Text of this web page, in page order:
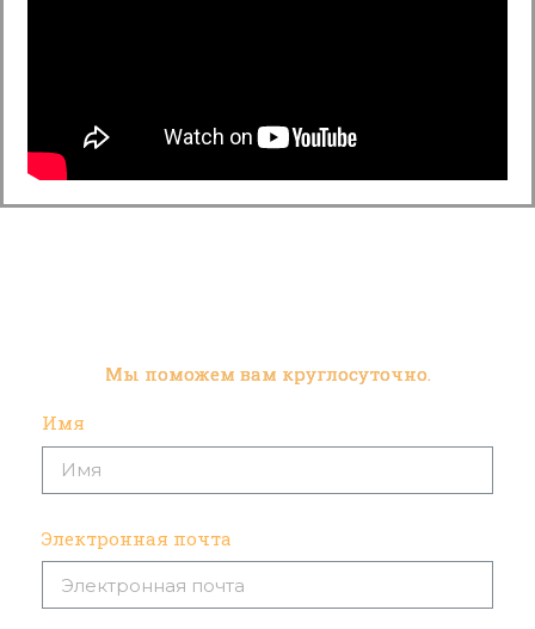
Мы поможем вам круглосуточно.
Имя
Электронная почта